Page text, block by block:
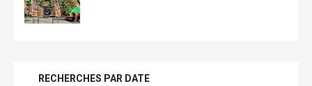
RECHERCHES PAR DATE